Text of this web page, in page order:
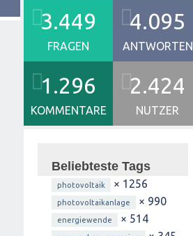
3.449
FRAGEN
4.095
ANTWORTEN
1.296
KOMMENTARE
2.424
NUTZER
Beliebteste Tags
photovoltaik × 1256
photovoltaikanlage × 990
energiewende × 514